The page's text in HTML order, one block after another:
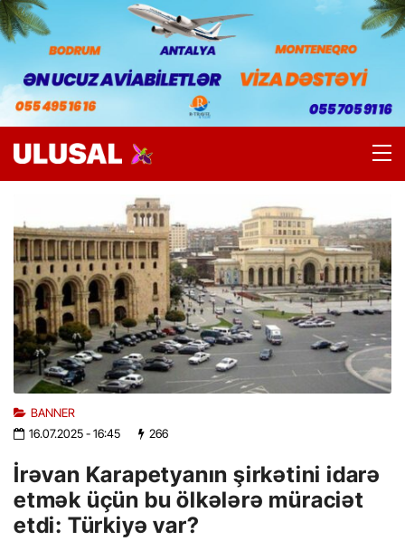
BANNER
16.07.2025- 16:45 266
İrəvan Karapetyanın şirkətini idarə
etmək üçün bu ölkələrə müraciət
etdi: Türkiyə var?